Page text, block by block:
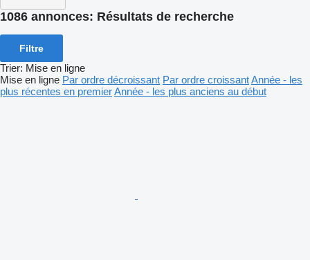
1086 annonces: Résultats de recherche
Filtre
Trier: Mise en ligne
Mise en ligne Par ordre décroissant Par ordre croissantAnnée - les
plus récentes en premierAnnée - les plus anciens au début